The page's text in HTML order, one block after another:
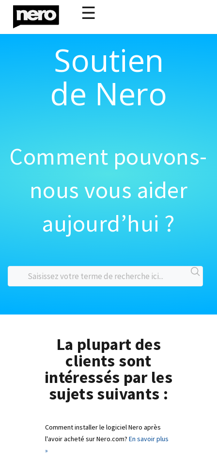
☰
Soutien
de Nero
Comment pouvons-
nous vous aider
aujourd’hui ?
La plupart des
clients sont
intéressés par les
sujets suivants :
Comment installer le logiciel Nero après
l'avoir acheté sur Nero.com? En savoir plus
»